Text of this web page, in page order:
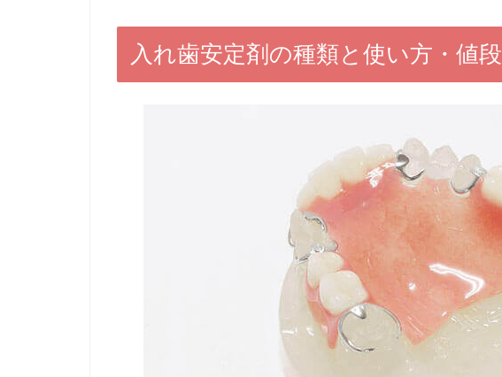
入れ歯安定剤の種類と使い方・値段